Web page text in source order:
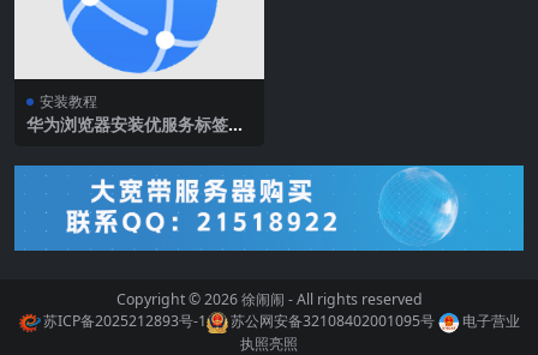
安装教程
华为浏览器安装优服务标签扩
Copyright © 2026徐闹闹 - All rights reserved
苏ICP备2025212893号-1
苏公网安备32108402001095号
电子营业
执照亮照